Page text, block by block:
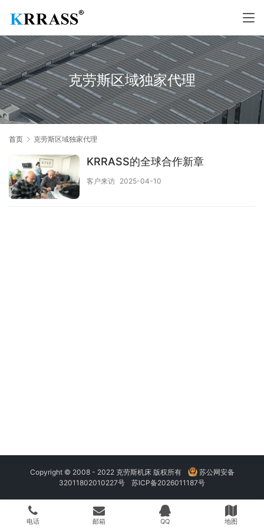
克劳斯区域独家代理
首页 克劳斯区域独家代理
KRRASS的全球合作新章
客户来访 2025-04-10
Copyright © 2008 - 2022 克劳斯机床 版权所有
苏公网安备
32011802010227号
苏ICP备2026011187号
电话 邮箱 QQ 地图